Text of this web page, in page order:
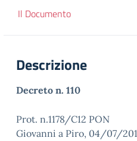
Il Documento
Descrizione
Decreto n. 110
Prot. n.1178/
Giovanni a Piro, 04/07/